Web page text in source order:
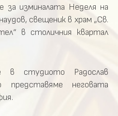
за изминалата Неделя на
свещеник в храм „Св.
в столичния квартал
в студиото Радослав
неговата